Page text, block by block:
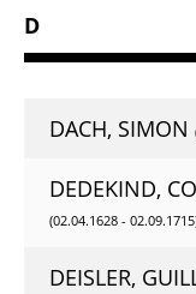
D
DACH, SIMON
DEDEKIND,
(02.04.1628 -
DEISLER,